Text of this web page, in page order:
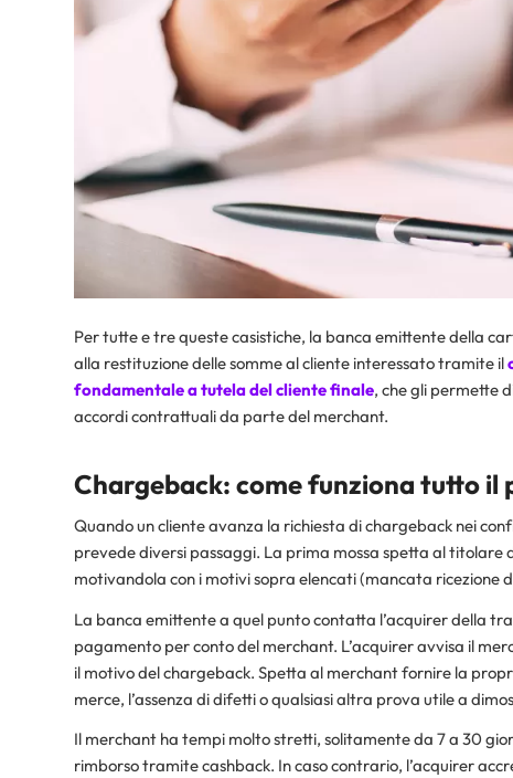
Per tutte e tre queste casistiche, la banca emittente della
alla restituzione delle somme al cliente interessato tramite il
fondamentale a tutela del cliente finale, che gli permette
accordi contrattuali da parte del merchant.
Chargeback: come funziona tutto il
Quando un cliente avanza la richiesta di chargeback nei
prevede diversi passaggi. La prima mossa spetta al
motivandola con i motivi sopra elencati (mancata ricezione
La banca emittente a quel punto contatta l’acquirer della
pagamento per conto del merchant. L’acquirer avvisa il
il motivo del chargeback. Spetta al merchant fornire la
merce, l’assenza di difetti o qualsiasi altra prova utile a
Il merchant ha tempi molto stretti, solitamente da 7 a 30
rimborso tramite cashback. In caso contrario, l’acquirer